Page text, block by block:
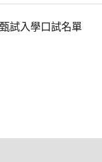
試入學口試名單